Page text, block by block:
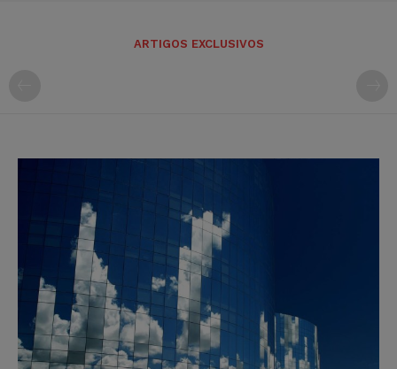
ARTIGOS EXCLUSIVOS